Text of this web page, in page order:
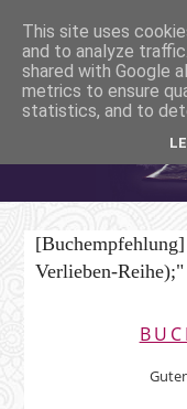
Verlieben-
This site uses
and to analyze
shared with Google
metrics to ensure
statistics, and to